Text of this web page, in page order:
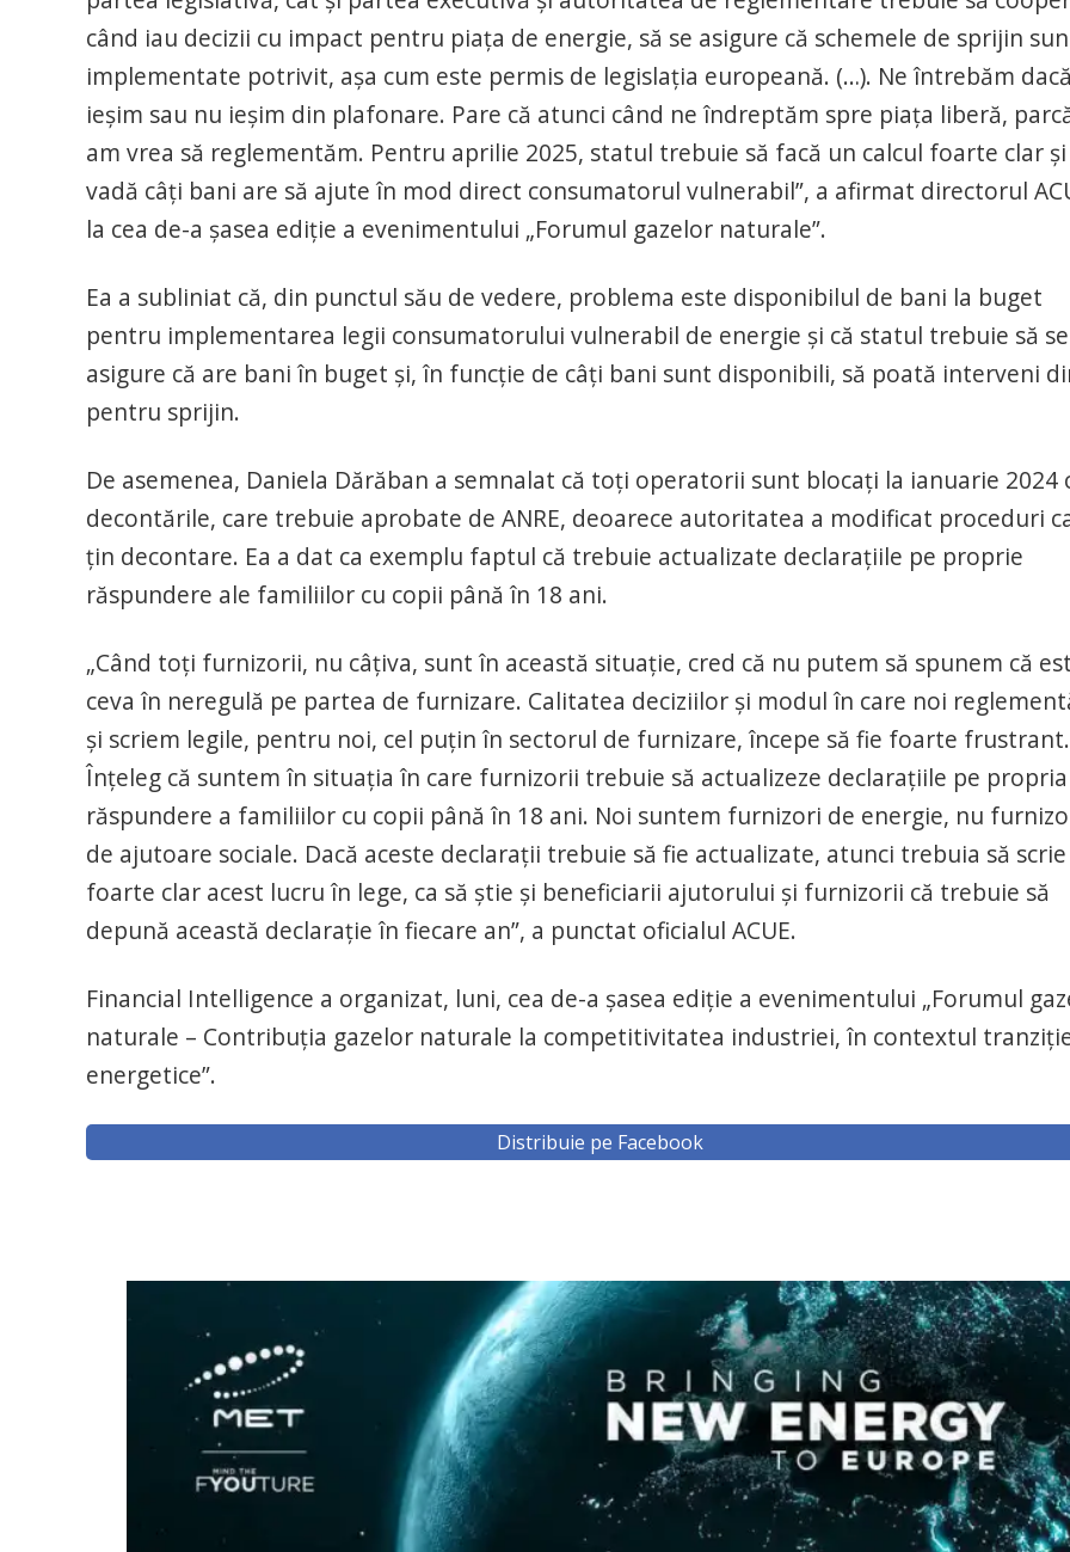
când iau decizii cu impact pentru piaţa de energie, să se asigure că schemele de sprijin
implementate potrivit, aşa cum este permis de legislaţia europeană. (…). Ne întrebăm
ieşim sau nu ieşim din plafonare. Pare că atunci când ne îndreptăm spre piaţa liberă,
am vrea să reglementăm. Pentru aprilie 2025, statul trebuie să facă un calcul foarte clar şi
vadă câţi bani are să ajute în mod direct consumatorul vulnerabil”, a afirmat directorul
la cea de-a şasea ediţie a evenimentului „Forumul gazelor naturale”.
Ea a subliniat că, din punctul său de vedere, problema este disponibilul de bani la buget
pentru implementarea legii consumatorului vulnerabil de energie şi că statul trebuie să se
asigure că are bani în buget şi, în funcţie de câţi bani sunt disponibili, să poată interveni
pentru sprijin.
De asemenea, Daniela Dărăban a semnalat că toţi operatorii sunt blocaţi la ianuarie 2024
decontările, care trebuie aprobate de ANRE, deoarece autoritatea a modificat proceduri
ţin decontare. Ea a dat ca exemplu faptul că trebuie actualizate declaraţiile pe proprie
răspundere ale familiilor cu copii până în 18 ani.
„Când toţi furnizorii, nu câţiva, sunt în această situaţie, cred că nu putem să spunem că
ceva în neregulă pe partea de furnizare. Calitatea deciziilor şi modul în care noi
şi scriem legile, pentru noi, cel puţin în sectorul de furnizare, începe să fie foarte frustrant.
Înţeleg că suntem în situaţia în care furnizorii trebuie să actualizeze declaraţiile pe propria
răspundere a familiilor cu copii până în 18 ani. Noi suntem furnizori de energie, nu
de ajutoare sociale. Dacă aceste declaraţii trebuie să fie actualizate, atunci trebuia să scrie
foarte clar acest lucru în lege, ca să ştie şi beneficiarii ajutorului şi furnizorii că trebuie să
depună această declaraţie în fiecare an”, a punctat oficialul ACUE.
Financial Intelligence a organizat, luni, cea de-a şasea ediţie a evenimentului „Forumul
naturale – Contribuţia gazelor naturale la competitivitatea industriei, în contextul
energetice”.
Distribuie pe Facebook